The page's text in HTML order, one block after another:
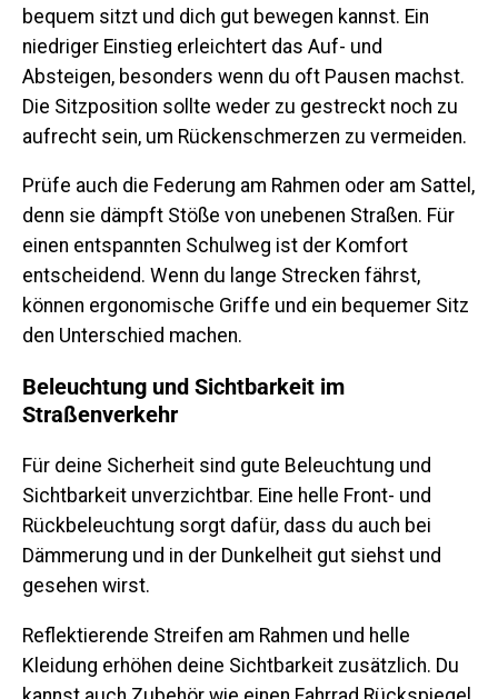
bequem sitzt und dich gut bewegen kannst. Ein
niedriger Einstieg erleichtert das Auf- und
Absteigen, besonders wenn du oft Pausen machst.
Die Sitzposition sollte weder zu gestreckt noch zu
aufrecht sein, um Rückenschmerzen zu vermeiden.
Prüfe auch die Federung am Rahmen oder am Sattel,
denn sie dämpft Stöße von unebenen Straßen. Für
einen entspannten Schulweg ist der Komfort
entscheidend. Wenn du lange Strecken fährst,
können ergonomische Griffe und ein bequemer Sitz
den Unterschied machen.
Beleuchtung und Sichtbarkeit im
Straßenverkehr
Für deine Sicherheit sind gute Beleuchtung und
Sichtbarkeit unverzichtbar. Eine helle Front- und
Rückbeleuchtung sorgt dafür, dass du auch bei
Dämmerung und in der Dunkelheit gut siehst und
gesehen wirst.
Reflektierende Streifen am Rahmen und helle
Kleidung erhöhen deine Sichtbarkeit zusätzlich. Du